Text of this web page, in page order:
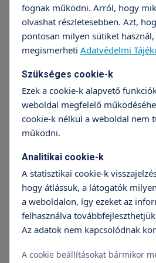
Ilyenkor az első lépés, hogy
nyelést, majd a hangzó
foglalkozni. „A beszéd
mindig az orvosok
közreműködése, mégpedig
előírt feladatokat a gyerek
a terápiában elsősorban a
valamint az artikulációs
amikor már képes izoláltan
hangot, akkor szavakban,
mondatokban, majd az
automatizáljuk. A fejlesztési
haladunk a hangokkal. ” –
Mariann. A tiszta beszéd azért
az írás és az olvasás alapját
zavarok is épülhetnek a nem
beszédészlelésre, ezek pedig
fognak működni. Arról, hogy
olvashat részletesebben. Azt,
pontosan milyen sütiket használ,
megismerheti Adatvédelmi
Szükséges cookie-k
Ezek a cookie-k alapvető
weboldal megfelelő
cookie-k nélkül a weboldal nem
működni.
Analitikai cookie-k
A statisztikai cookie-k
hogy átlássuk, a látogatók
a weboldalon, így ezeket az
felhasználva
Az adatok nem kapcsolódnak
A cookie beállításokat bármikor